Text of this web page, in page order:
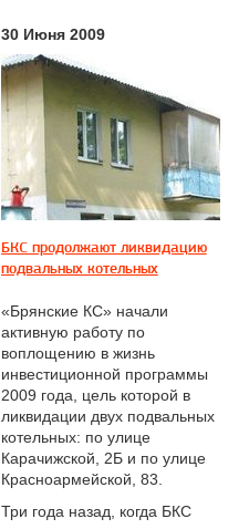
30 Июня 2009
БКС продолжают ликвидацию
подвальных котельных
«Брянские КС» начали
активную работу по
воплощению в жизнь
инвестиционной программы
2009 года, цель которой в
ликвидации двух подвальных
котельных: по улице
Карачижской, 2Б и по улице
Красноармейской, 83.
Три года назад, когда БКС